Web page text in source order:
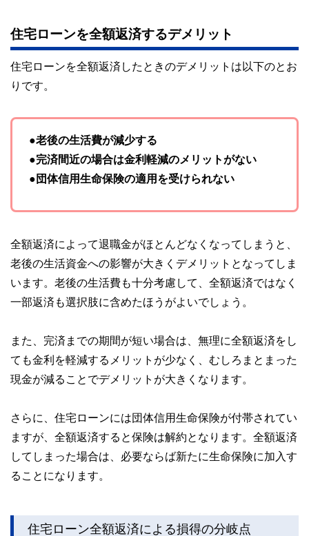
住宅ローンを全額返済するデメリット
住宅ローンを全額返済したときのデメリットは以下のとお
りです。
●老後の生活費が減少する
●完済間近の場合は金利軽減のメリットがない
●団体信用生命保険の適用を受けられない
全額返済によって退職金がほとんどなくなってしまうと、
老後の生活資金への影響が大きくデメリットとなってしま
います。老後の生活費も十分考慮して、全額返済ではなく
一部返済も選択肢に含めたほうがよいでしょう。
また、完済までの期間が短い場合は、無理に全額返済をし
ても金利を軽減するメリットが少なく、むしろまとまった
現金が減ることでデメリットが大きくなります。
さらに、住宅ローンには団体信用生命保険が付帯されてい
ますが、全額返済すると保険は解約となります。全額返済
してしまった場合は、必要ならば新たに生命保険に加入す
ることになります。
住宅ローン全額返済による損得の分岐点